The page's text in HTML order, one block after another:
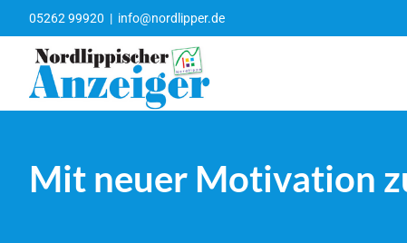
Inhalt
springen
05262 99920 | info@nordlipper.de
Mit neuer Motivation